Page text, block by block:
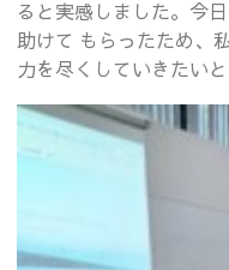
ると実感しました。今
助けて もらったため、
力を尽くしていきたいと